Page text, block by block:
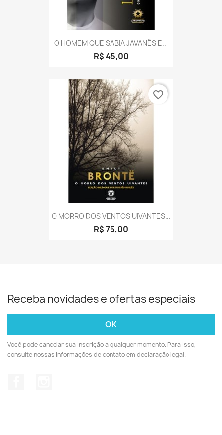
O HOMEM QUE SABIA JAVANÊS E...
R$ 45,00
O MORRO DOS VENTOS UIVANTES...
R$ 75,00
favorite_border
Receba novidades e ofertas especiais
Você pode cancelar sua inscrição a qualquer momento. Para isso,
consulte nossas informações de contato em declaração legal.